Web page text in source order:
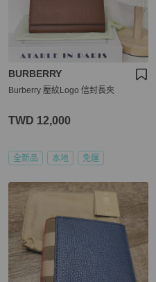
BURBERRY
Burberry 壓紋Logo 信封長夾
TWD 12,000
全新品 本地 免運